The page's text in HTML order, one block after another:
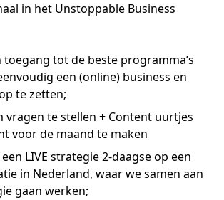
in het Unstoppable Business
toegang tot de beste programma’s
een (online) business en
te zetten;
vragen te stellen + Content uurtjes
voor de maand te maken
LIVE strategie 2-daagse op een
in Nederland, waar we samen aan
gaan werken;